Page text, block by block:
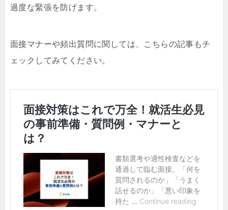
過度な緊張を防げます。
面接マナーや頻出質問に関しては、こちらの記事もチ
ェックしてみてください。